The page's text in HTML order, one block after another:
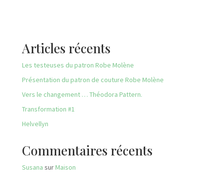
Articles récents
Les testeuses du patron Robe Molène
Présentation du patron de couture Robe Molène
Vers le changement … Théodora Pattern.
Transformation #1
Helvellyn
Commentaires récents
Susana surMaison